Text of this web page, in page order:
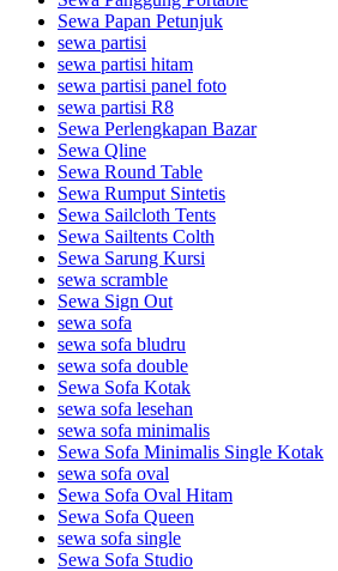
Sewa Papan Petunjuk
sewa partisi
sewa partisi hitam
sewa partisi panel foto
sewa partisi R8
Sewa Perlengkapan Bazar
Sewa Qline
Sewa Round Table
Sewa Rumput Sintetis
Sewa Sailcloth Tents
Sewa Sailtents Colth
Sewa Sarung Kursi
sewa scramble
Sewa Sign Out
sewa sofa
sewa sofa bludru
sewa sofa double
Sewa Sofa Kotak
sewa sofa lesehan
sewa sofa minimalis
Sewa Sofa Minimalis Single Kotak
sewa sofa oval
Sewa Sofa Oval Hitam
Sewa Sofa Queen
sewa sofa single
Sewa Sofa Studio